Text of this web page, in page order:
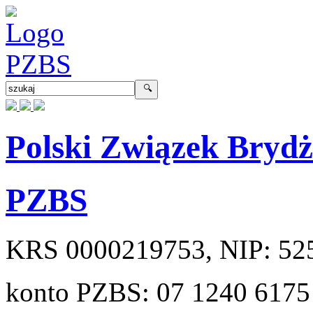
Polski Związek
PZBS
KRS 0000219753, NIP:
konto PZBS: 07 1240